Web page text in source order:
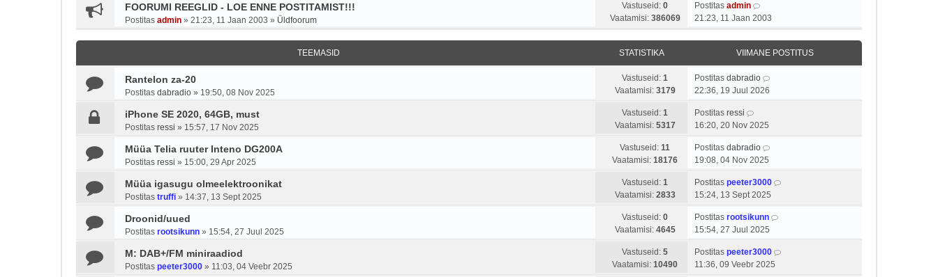
FOORUMI REEGLID - LOE ENNE POSTITAMIST!!!
Postitas admin » 21:23, 11 Jaan 2003 » Üldfoorum
Vastuseid: 0
Vaatamisi: 386069
Postitas admin
21:23, 11 Jaan 2003
TEEMASID STATISTIKA VIIMANE POSTITUS
Rantelon za-20
Postitas dabradio » 19:50, 08 Nov 2025
Vastuseid: 1
Vaatamisi: 3179
Postitas dabradio
22:36, 19 Juul 2026
iPhone SE 2020, 64GB, must
Postitas ressi » 15:57, 17 Nov 2025
Vastuseid: 1
Vaatamisi: 5317
Postitas ressi
16:20, 20 Nov 2025
Müüa Telia ruuter Inteno DG200A
Postitas ressi » 15:00, 29 Apr 2025
Vastuseid: 11
Vaatamisi: 18176
Postitas dabradio
19:08, 04 Nov 2025
Müüa igasugu olmeelektroonikat
Postitas truffi » 14:37, 13 Sept 2025
Vastuseid: 1
Vaatamisi: 2833
Postitas peeter3000
15:24, 13 Sept 2025
Droonid/uued
Postitas rootsikunn » 15:54, 27 Juul 2025
Vastuseid: 0
Vaatamisi: 4645
Postitas rootsikunn
15:54, 27 Juul 2025
M: DAB+/FM miniraadiod
Postitas peeter3000 » 11:03, 04 Veebr 2025
Vastuseid: 5
Vaatamisi: 10490
Postitas peeter3000
11:36, 09 Veebr 2025